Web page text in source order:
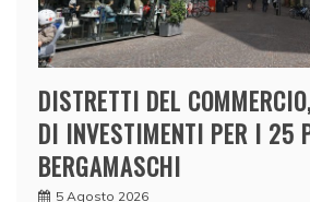
DISTRETTI DEL
DI INVESTIMENTI PER I 25
BERGAMASCHI
5 Agosto 2026